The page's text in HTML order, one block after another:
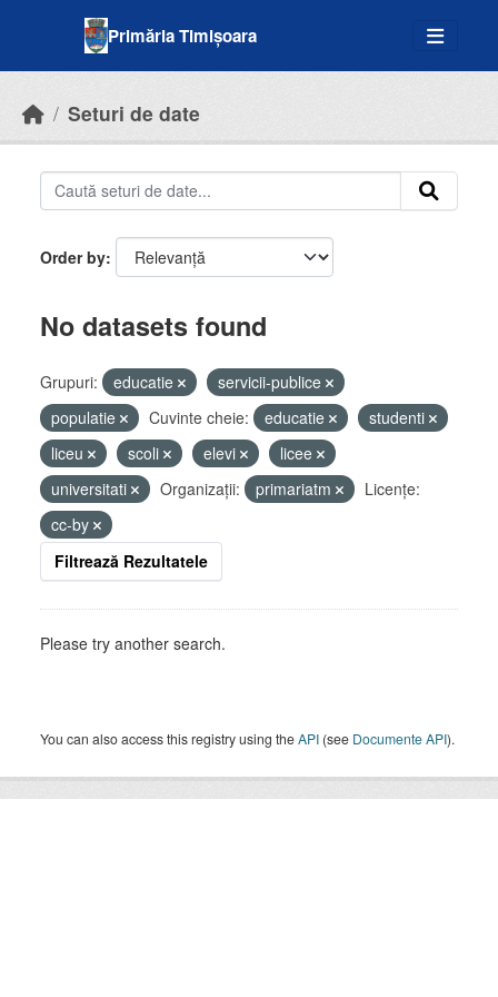
Primăria Timișoara
Seturi de date
Order by
No datasets found
Grupuri: educatie
servicii-publice
populatie
Cuvinte cheie: educatie
studenti
liceu
scoli elevi
licee
universitati
Organizații: primariatm
Licenţe:
cc-by
Filtrează Rezultatele
Please try another search.
You can also access this registry using theAPI (see Documente API).